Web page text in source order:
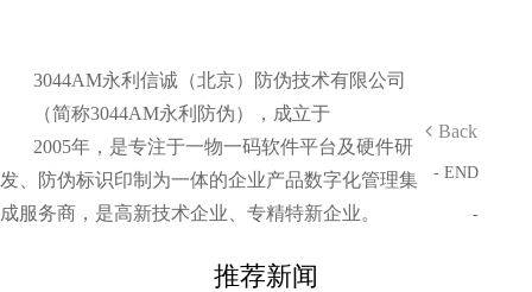
3044AM永利信诚（北京）防伪技术有限公司
（简称3044AM永利防伪），成立于
2005年，是专注于一物一码软件平台及硬件研
发、防伪标识印制为一体的企业产品数字化管理集
成服务商，是高新技术企业、专精特新企业。
Back
- END
-
推荐新闻